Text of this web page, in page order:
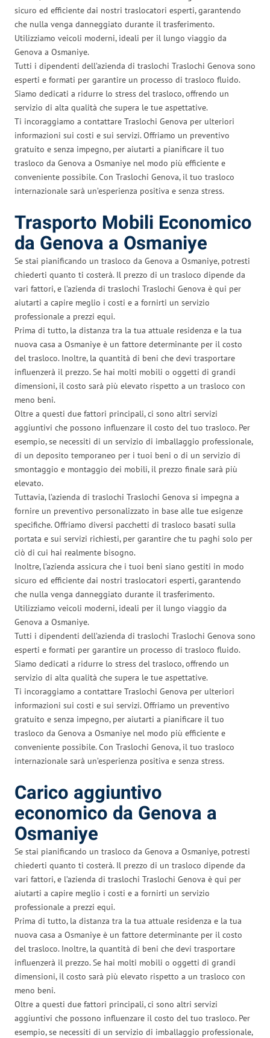
sicuro ed efficiente dai nostri traslocatori esperti, garantendo
che nulla venga danneggiato durante il trasferimento.
Utilizziamo veicoli moderni, ideali per il lungo viaggio da
Genova a Osmaniye.
Tutti i dipendenti dell’azienda di traslochi Traslochi Genova sono
esperti e formati per garantire un processo di trasloco fluido.
Siamo dedicati a ridurre lo stress del trasloco, offrendo un
servizio di alta qualità che supera le tue aspettative.
Ti incoraggiamo a contattare Traslochi Genova per ulteriori
informazioni sui costi e sui servizi. Offriamo un preventivo
gratuito e senza impegno, per aiutarti a pianificare il tuo
trasloco da Genova a Osmaniye nel modo più efficiente e
conveniente possibile. Con Traslochi Genova, il tuo trasloco
internazionale sarà un’esperienza positiva e senza stress.
Trasporto Mobili Economico
da Genova a Osmaniye
Se stai pianificando un trasloco da Genova a Osmaniye, potresti
chiederti quanto ti costerà. Il prezzo di un trasloco dipende da
vari fattori, e l’azienda di traslochi Traslochi Genova è qui per
aiutarti a capire meglio i costi e a fornirti un servizio
professionale a prezzi equi.
Prima di tutto, la distanza tra la tua attuale residenza e la tua
nuova casa a Osmaniye è un fattore determinante per il costo
del trasloco. Inoltre, la quantità di beni che devi trasportare
influenzerà il prezzo. Se hai molti mobili o oggetti di grandi
dimensioni, il costo sarà più elevato rispetto a un trasloco con
meno beni.
Oltre a questi due fattori principali, ci sono altri servizi
aggiuntivi che possono influenzare il costo del tuo trasloco. Per
esempio, se necessiti di un servizio di imballaggio professionale,
di un deposito temporaneo per i tuoi beni o di un servizio di
smontaggio e montaggio dei mobili, il prezzo finale sarà più
elevato.
Tuttavia, l’azienda di traslochi Traslochi Genova si impegna a
fornire un preventivo personalizzato in base alle tue esigenze
specifiche. Offriamo diversi pacchetti di trasloco basati sulla
portata e sui servizi richiesti, per garantire che tu paghi solo per
ciò di cui hai realmente bisogno.
Inoltre, l’azienda assicura che i tuoi beni siano gestiti in modo
sicuro ed efficiente dai nostri traslocatori esperti, garantendo
che nulla venga danneggiato durante il trasferimento.
Utilizziamo veicoli moderni, ideali per il lungo viaggio da
Genova a Osmaniye.
Tutti i dipendenti dell’azienda di traslochi Traslochi Genova sono
esperti e formati per garantire un processo di trasloco fluido.
Siamo dedicati a ridurre lo stress del trasloco, offrendo un
servizio di alta qualità che supera le tue aspettative.
Ti incoraggiamo a contattare Traslochi Genova per ulteriori
informazioni sui costi e sui servizi. Offriamo un preventivo
gratuito e senza impegno, per aiutarti a pianificare il tuo
trasloco da Genova a Osmaniye nel modo più efficiente e
conveniente possibile. Con Traslochi Genova, il tuo trasloco
internazionale sarà un’esperienza positiva e senza stress.
Carico aggiuntivo
economico da Genova a
Osmaniye
Se stai pianificando un trasloco da Genova a Osmaniye, potresti
chiederti quanto ti costerà. Il prezzo di un trasloco dipende da
vari fattori, e l’azienda di traslochi Traslochi Genova è qui per
aiutarti a capire meglio i costi e a fornirti un servizio
professionale a prezzi equi.
Prima di tutto, la distanza tra la tua attuale residenza e la tua
nuova casa a Osmaniye è un fattore determinante per il costo
del trasloco. Inoltre, la quantità di beni che devi trasportare
influenzerà il prezzo. Se hai molti mobili o oggetti di grandi
dimensioni, il costo sarà più elevato rispetto a un trasloco con
meno beni.
Oltre a questi due fattori principali, ci sono altri servizi
aggiuntivi che possono influenzare il costo del tuo trasloco. Per
esempio, se necessiti di un servizio di imballaggio professionale,